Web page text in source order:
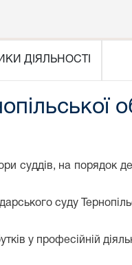
ДІЯЛЬНОСТІ
суддів, на порядок
суду
у професійній